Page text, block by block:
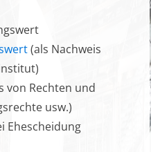
(als Nachweis
von Rechten und
usw.)
Ehescheidung